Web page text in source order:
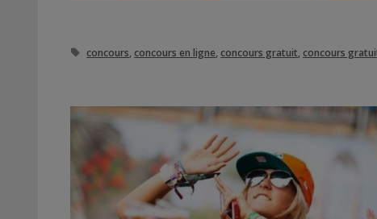
Étiquettes
concours concours en ligne concours gratuit concours